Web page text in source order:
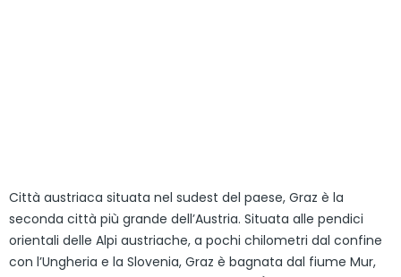
Città austriaca situata nel sudest del paese, Graz è la
seconda città più grande dell’Austria. Situata alle pendici
orientali delle Alpi austriache, a pochi chilometri dal confine
con l’Ungheria e la Slovenia, Graz è bagnata dal fiume Mur,